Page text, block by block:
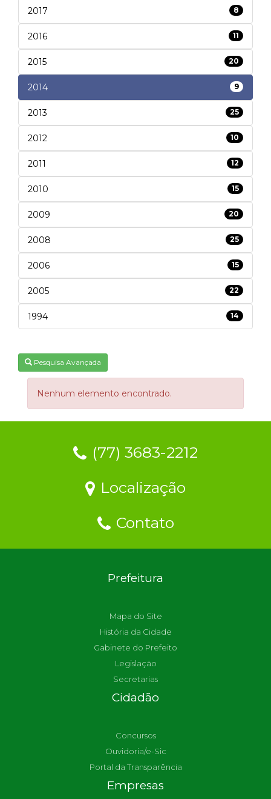
2017 8
2016 11
2015 20
2014 9
2013 25
2012 10
2011 12
2010 15
2009 20
2008 25
2006 15
2005 22
1994 14
Pesquisa Avançada
Nenhum elemento encontrado.
(77) 3683-2212
Localização
Contato
Prefeitura
Mapa do Site
História da Cidade
Gabinete do Prefeito
Legislação
Secretarias
Cidadão
Concursos
Ouvidoria/e-Sic
Portal da Transparência
Empresas